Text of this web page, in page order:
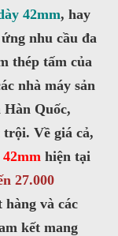
42mm, hay
nhu cầu đa
thép tấm của
nhà máy sản
Quốc,
Về giá cả,
hiện tại
27.000
và các
kết mang